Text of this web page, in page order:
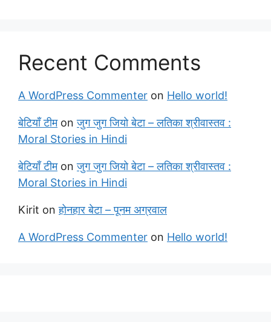
Recent Comments
A WordPress Commenter on Hello world!
बेटियाँ टीमonजुग जुग जियो बेटा – लतिका श्रीवास्तव :
Moral Stories in Hindi
बेटियाँ टीमonजुग जुग जियो बेटा – लतिका श्रीवास्तव :
Moral Stories in Hindi
Kirit onहोनहार बेटा – पूनम अग्रवाल
A WordPress Commenter on Hello world!